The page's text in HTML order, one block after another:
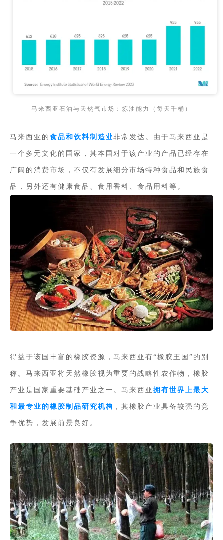
马来西亚石油与天然气市场：炼油能力（每天千桶）
马来西亚的 食品和饮料制造业非常发达。由于马来西亚是
一个多元文化的国家，其本国对于该产业的产品已经存在
广阔的消费市场，不仅有发展细分市场特种食品和民族食
品，另外还有健康食品、食用香料、食品用料等。
得益于该国丰富的橡胶资源，马来西亚有“橡胶王国”的别
称。马来西亚将天然橡胶视为重要的战略性农作物，橡胶
产业是国家重要基础产业之一。马来西亚 拥有世界上最大
和最专业的橡胶制品研究机构 ，其橡胶产业具备较强的竞
争优势，发展前景良好。